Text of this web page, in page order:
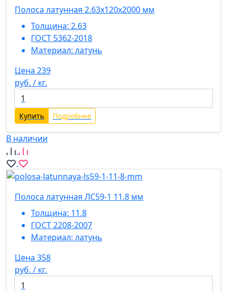
Полоса латунная 2.63х120х2000 мм
Толщина: 2.63
ГОСТ 5362-2018
Материал: латунь
Цена 239
руб. / кг.
Купить Подробнее
В наличии
Полоса латунная ЛС59-1 11.8 мм
Толщина: 11.8
ГОСТ 2208-2007
Материал: латунь
Цена 358
руб. / кг.